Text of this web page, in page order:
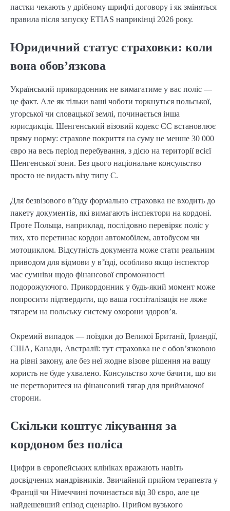
пастки чекають у дрібному шрифті договору і як зміняться
правила після запуску ETIAS наприкінці 2026 року.
Юридичний статус страховки: коли
вона обов’язкова
Український прикордонник не вимагатиме у вас поліс —
це факт. Але як тільки ваші чоботи торкнуться польської,
угорської чи словацької землі, починається інша
юрисдикція. Шенгенський візовий кодекс ЄС встановлює
пряму норму: страхове покриття на суму не менше 30 000
євро на весь період перебування, з дією на території всієї
Шенгенської зони. Без цього національне консульство
просто не видасть візу типу C.
Для безвізового в’їзду формально страховка не входить до
пакету документів, які вимагають інспектори на кордоні.
Проте Польща, наприклад, послідовно перевіряє поліс у
тих, хто перетинає кордон автомобілем, автобусом чи
мотоциклом. Відсутність документа може стати реальним
приводом для відмови у в’їзді, особливо якщо інспектор
має сумніви щодо фінансової спроможності
подорожуючого. Прикордонник у будь-який момент може
попросити підтвердити, що ваша госпіталізація не ляже
тягарем на польську систему охорони здоров’я.
Окремий випадок — поїздки до Великої Британії, Ірландії,
США, Канади, Австралії: тут страховка не є обов’язковою
на рівні закону, але без неї жодне візове рішення на вашу
користь не буде ухвалено. Консульство хоче бачити, що ви
не перетворитеся на фінансовий тягар для приймаючої
сторони.
Скільки коштує лікування за
кордоном без поліса
Цифри в європейських клініках вражають навіть
досвідчених мандрівників. Звичайний прийом терапевта у
Франції чи Німеччині починається від 30 євро, але це
найдешевший епізод сценарію. Прийом вузького